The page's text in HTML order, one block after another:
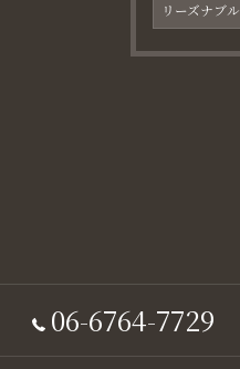
リーズナブル
06-6764-7729